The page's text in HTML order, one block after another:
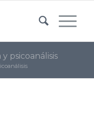
psicoanálisis